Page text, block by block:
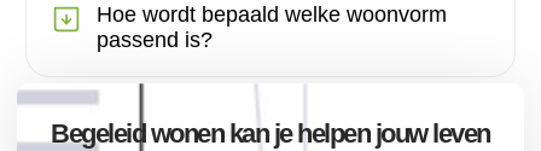
Hoe wordt bepaald welke woonvorm
passend is?
Begeleid wonen kan je helpen jouw leven